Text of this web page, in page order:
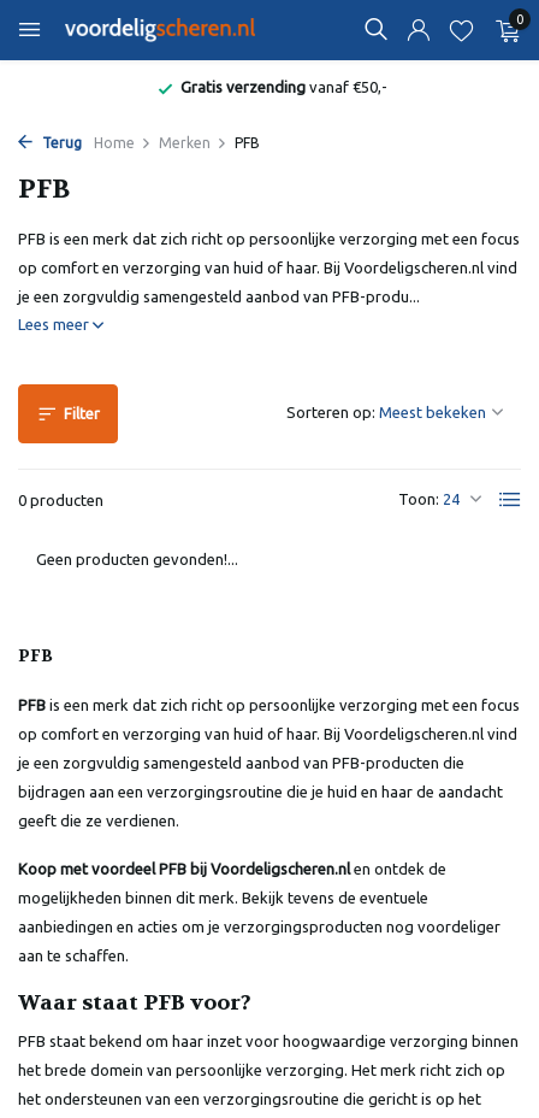
0
Gratis verzendingvanaf €50,-
Terug Home Merken PFB
PFB
PFB is een merk dat zich richt op persoonlijke verzorging met een focus
op comfort en verzorging van huid of haar. Bij Voordeligscheren.nl vind
je een zorgvuldig samengesteld aanbod van PFB-produ...
Lees meer
Filter
0 producten Toon:
Sorteren op:
Geen producten gevonden!...
PFB
PFB is een merk dat zich richt op persoonlijke verzorging met een focus
op comfort en verzorging van huid of haar. Bij Voordeligscheren.nl vind
je een zorgvuldig samengesteld aanbod van PFB-producten die
bijdragen aan een verzorgingsroutine die je huid en haar de aandacht
geeft die ze verdienen.
Koop met voordeel PFB bij Voordeligscheren.nlen ontdek de
mogelijkheden binnen dit merk. Bekijk tevens de eventuele
aanbiedingen en acties om je verzorgingsproducten nog voordeliger
aan te schaffen.
Waar staat PFB voor?
PFB staat bekend om haar inzet voor hoogwaardige verzorging binnen
het brede domein van persoonlijke verzorging. Het merk richt zich op
het ondersteunen van een verzorgingsroutine die gericht is op het